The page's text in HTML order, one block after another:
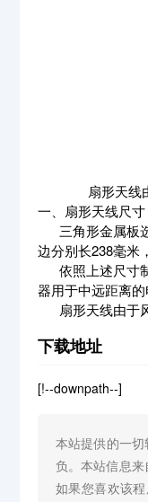
扇形天线由两
一、扇形天线尺寸
三角形金属板选
边分别长238毫米
依照上述尺寸制
器用于中远距离的
扇形天线由于风
下载地址
[!--downpath--]
本站提供的一
负。本站信息
如果您喜欢该